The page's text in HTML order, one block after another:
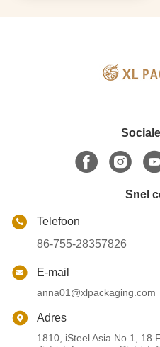
Snel
Telefoon
86-755-28357826
E-mail
anna01@xlpackaging.com
Adres
1810, iSteel Asia No.1, 18